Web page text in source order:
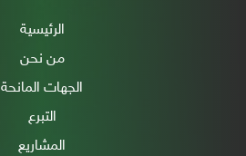
الرئيسية
من نحن
الجهات المانحة
التبرع
المشاريع